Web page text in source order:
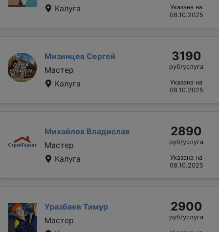
Калуга
Указана на
08.10.2025
Мизинцев Сергей
Мастер
Калуга
3190
руб/услуга
Указана на
08.10.2025
Михайлов Владислав
Мастер
Калуга
2890
руб/услуга
Указана на
08.10.2025
Уразбаев Тимур
Мастер
2900
руб/услуга